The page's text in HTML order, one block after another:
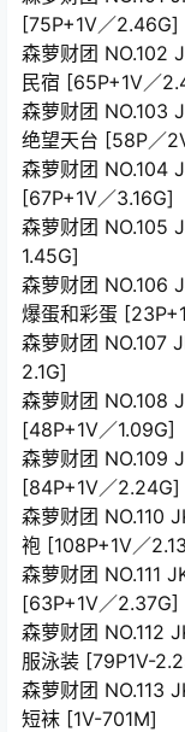
[75P+1V／2.46G]
森萝财团 NO.102
民宿 [65P+1V／
森萝财团 NO.103
绝望天台 [58P／
森萝财团 NO.104
[67P+1V／3.16G]
森萝财团 NO.105
1.45G]
森萝财团 NO.106
爆蛋和彩蛋
森萝财团 NO.107
2.1G]
森萝财团 NO.108
[48P+1V／1.09G]
森萝财团 NO.109
[84P+1V／2.24G]
森萝财团 NO.110
袍 [108P+1V／
森萝财团 NO.111
[63P+1V／2.37G]
森萝财团 NO.112
服泳装 [79P1V-
森萝财团 NO.113
短袜 [1V-701M]